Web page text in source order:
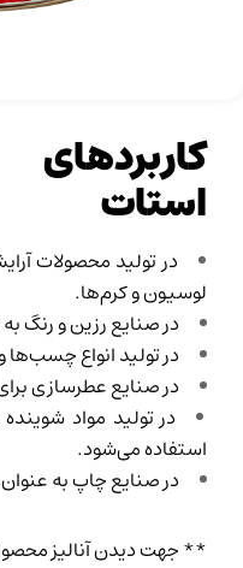
استات
در تولید محصولات
لوسیون و کرم‌ها.
در صنایع رزین و رنگ
در تولید انواع چسب‌ها
در صنایع عطرسازی
در تولید مواد
استفاده می‌شود.
در صنایع چاپ به
** جهت دیدن آنالیز